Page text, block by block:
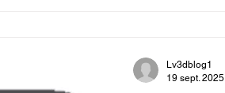
Lv3dblog1
19 sept. 2025